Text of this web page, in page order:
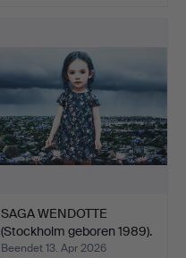
SAGA WENDOTTE
(Stockholm geboren 1989).
„B…
Beendet 13. Apr 2026